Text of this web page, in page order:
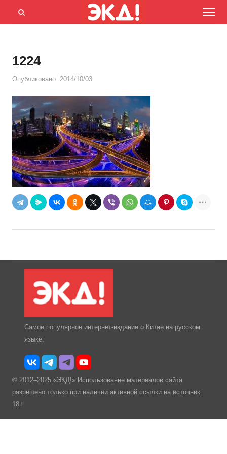
Menu
Открыть
1224
Опубликовано: 2014/10/03
Самое популярное интернет-издание о Китае на русском
языке.
© 2012–2025 «ЭКД!» Использование материалов сайта
разрешено только при наличии активной ссылки на источник.
18+